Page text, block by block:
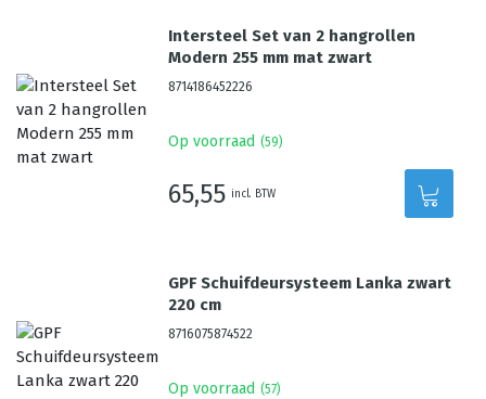
Intersteel Set van 2 hangrollen
Modern 255 mm mat zwart
8714186452226
Op voorraad (59)
65,55 incl. BTW
GPF Schuifdeursysteem Lanka zwart
220 cm
8716075874522
Op voorraad (57)